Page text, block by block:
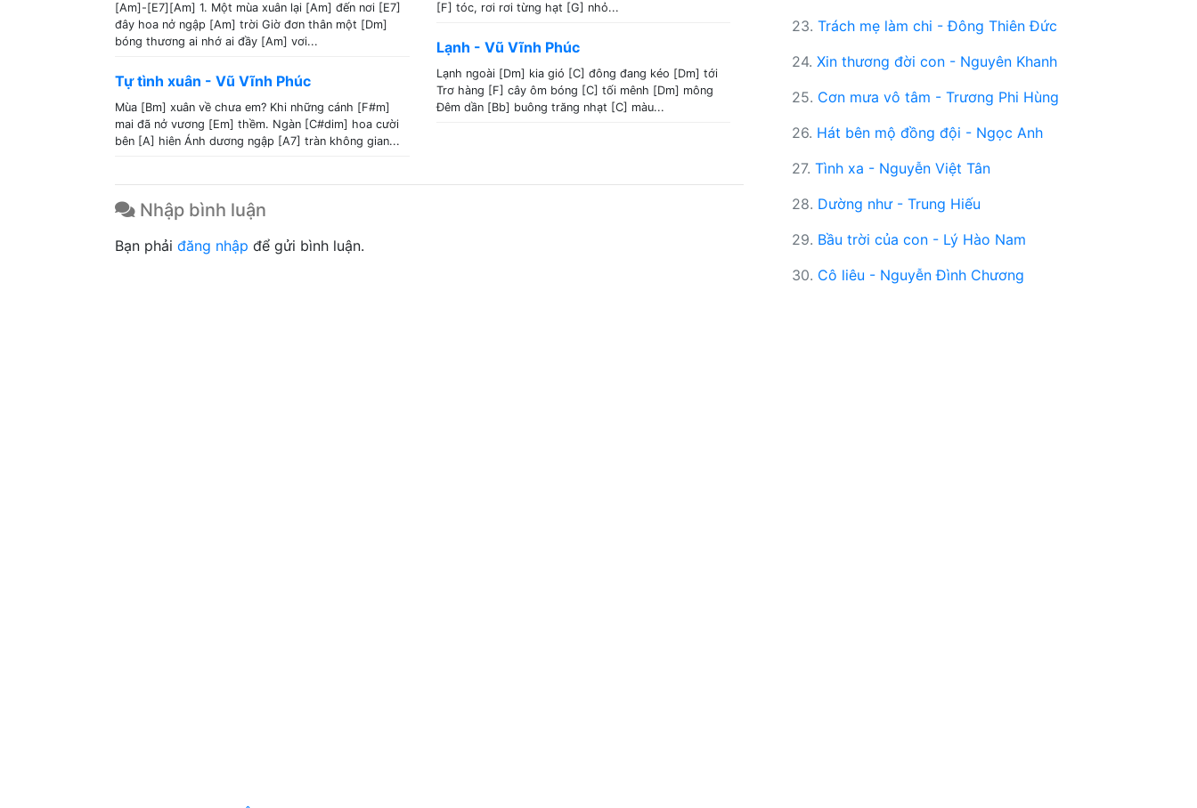
[Am]-[E7][Am] 1. Một mùa xuân lại [Am] đến nơi [E7]
đây hoa nở ngập [Am] trời Giờ đơn thân một [Dm]
bóng thương ai nhớ ai đầy [Am] vơi...
Tự tình xuân - Vũ Vĩnh Phúc
Mùa [Bm] xuân về chưa em? Khi những cánh [F#m]
mai đã nở vương [Em] thềm. Ngàn [C#dim] hoa cười
bên [A] hiên Ánh dương ngập [A7] tràn không gian...
[F] tóc, rơi rơi từng hạt [G] nhỏ...
Lạnh - Vũ Vĩnh Phúc
Lạnh ngoài [Dm] kia gió [C] đông đang kéo [Dm] tới
Trơ hàng [F] cây ôm bóng [C] tối mênh [Dm] mông
Đêm dần [Bb] buông trăng nhạt [C] màu...
Nhập bình luận
Bạn phải đăng nhập để gửi bình luận.
23. Trách mẹ làm chi - Đông Thiên Đức
24. Xin thương đời con - Nguyên Khanh
25. Cơn mưa vô tâm - Trương Phi Hùng
26. Hát bên mộ đồng đội - Ngọc Anh
27. Tình xa - Nguyễn Việt Tân
28. Dường như - Trung Hiếu
29. Bầu trời của con - Lý Hào Nam
30. Cô liêu - Nguyễn Đình Chương